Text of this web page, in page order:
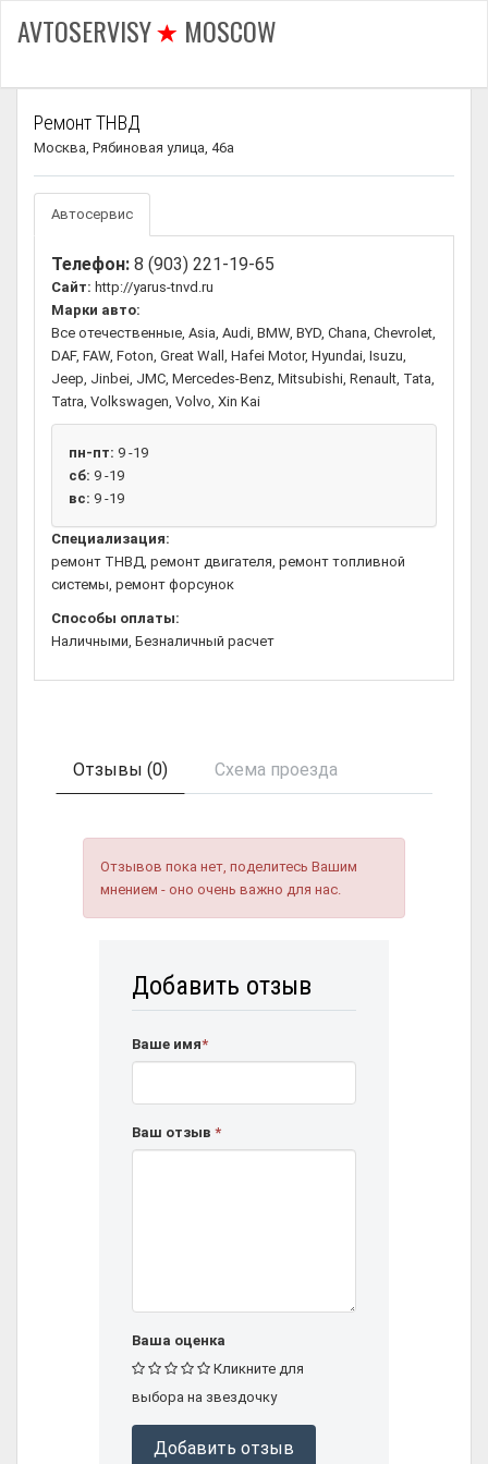
AVTOSERVISY MOSCOW
Ремонт ТНВД
Москва, Рябиновая улица, 46а
Автосервис
Телефон: 8 (903) 221-19-65
Сайт: http://yarus-tnvd.ru
Марки авто:
Все отечественные, Asia, Audi, BMW, BYD, Chana, Chevrolet,
DAF, FAW, Foton, Great Wall, Hafei Motor, Hyundai, Isuzu,
Jeep, Jinbei, JMC, Mercedes-Benz, Mitsubishi, Renault, Tata,
Tatra, Volkswagen, Volvo, Xin Kai
пн-пт: 9 -19
сб: 9 -19
вс: 9 -19
Специализация:
ремонт ТНВД, ремонт двигателя, ремонт топливной
системы, ремонт форсунок
Способы оплаты:
Наличными, Безналичный расчет
Отзывы (0) Схема проезда
Отзывов пока нет, поделитесь Вашим
мнением - оно очень важно для нас.
Добавить отзыв
Ваше имя*
Ваш отзыв *
Ваша оценка
Кликните для
выбора на звездочку
Добавить отзыв